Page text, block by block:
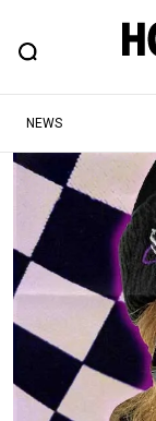
ヒップなファ
#注目のタグ
#ESSENTIAL
#NEW
#路地裏てぃ
#GH 銘品の
NEWS